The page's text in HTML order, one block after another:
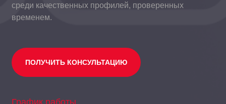
среди качественных профилей, проверенных
временем.
ПОЛУЧИТЬ КОНСУЛЬТАЦИЮ
График работы